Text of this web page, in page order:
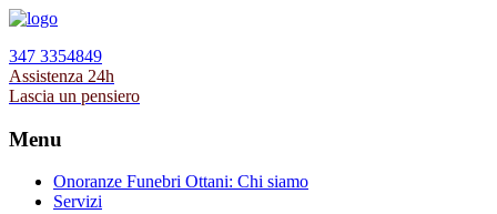
347 3354849
Assistenza 24h
Lascia un pensiero
Menu
Onoranze Funebri Ottani: Chi siamo
Servizi